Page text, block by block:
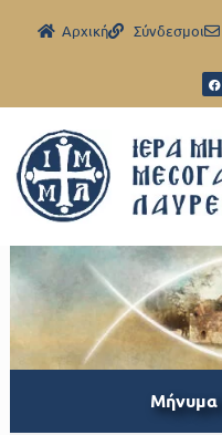
Aρχική Σύνδεσμοι
Μήνυμα